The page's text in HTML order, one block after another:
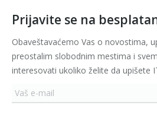
Prijavite se na
Obaveštavaćemo Vas o novostima,
preostalim slobodnim mestima i
interesovati ukoliko želite da upišete